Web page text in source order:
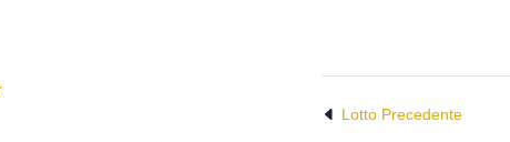
Lotto Precedente